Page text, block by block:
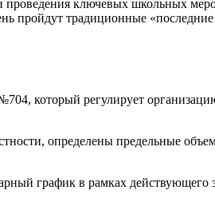
ключевых школьных
пройдут традиционные
который регулирует
определены предельные
график в рамках действующего